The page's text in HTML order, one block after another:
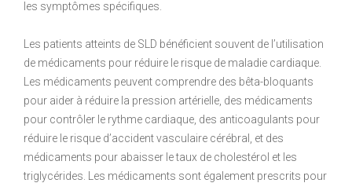
les symptômes spécifiques.
Les patients atteints de SLD bénéficient souvent de l’utilisation
de médicaments pour réduire le risque de maladie cardiaque.
Les médicaments peuvent comprendre des bêta-bloquants
pour aider à réduire la pression artérielle, des médicaments
pour contrôler le rythme cardiaque, des anticoagulants pour
réduire le risque d’accident vasculaire cérébral, et des
médicaments pour abaisser le taux de cholestérol et les
triglycérides. Les médicaments sont également prescrits pour